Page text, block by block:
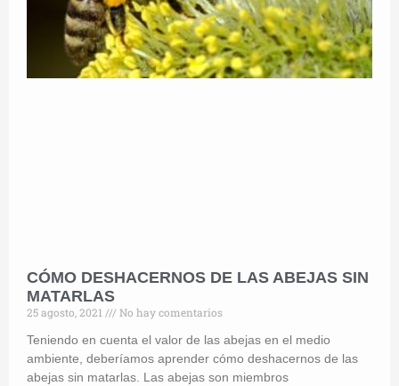
CÓMO DESHACERNOS DE LAS ABEJAS SIN
MATARLAS
25 agosto, 2021
No hay comentarios
Teniendo en cuenta el valor de las abejas en el medio
ambiente, deberíamos aprender cómo deshacernos de las
abejas sin matarlas. Las abejas son miembros